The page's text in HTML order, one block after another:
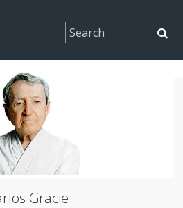
Gracie